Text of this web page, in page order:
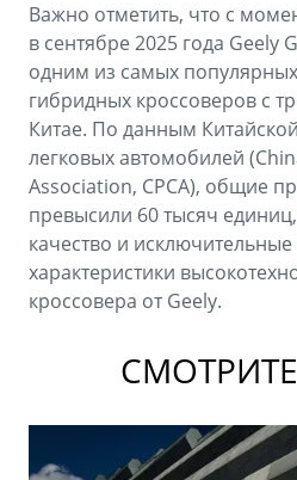
Важно отметить, что с
в сентябре 2025 года Geely
одним из самых
гибридных кроссоверов с
Китае. По данным
легковых автомобилей
Association, CPCA), общие
превысили 60 тысяч
качество и
характеристики
кроссовера от Geely.